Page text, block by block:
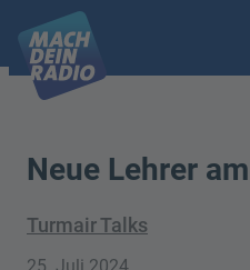
Neue Lehrer
Turmair Talks
25. Juli 2024